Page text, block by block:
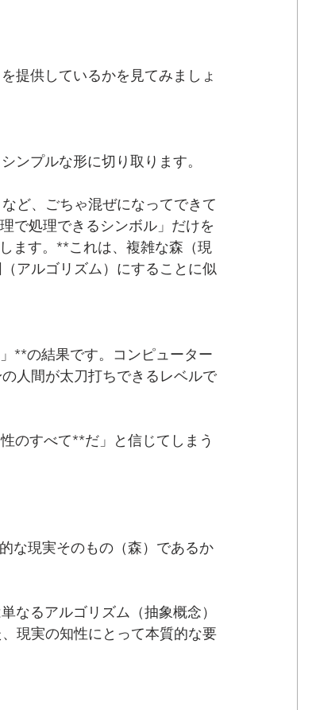
提供しているかを見てみましょ
ンプルな形に切り取ります。
ど、ごちゃ混ぜになってできて
で処理できるシンボル」だけを
ます。**これは、複雑な森（現
アルゴリズム）にすることに似
**の結果です。コンピューター
人間が太刀打ちできるレベルで
のすべて**だ」と信じてしまう
な現実そのもの（森）であるか
なるアルゴリズム（抽象概念）
現実の知性にとって本質的な要